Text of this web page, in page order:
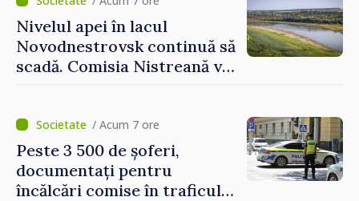
PNUD în Republica Moldova,
Daniela Gasparikova
Nivelul apei în lacul
Novodnestrovsk continuă să
scadă. Comisia Nistreană va
/ Acum 7 ore
Peste 3 500 de șoferi,
documentați pentru
încălcări comise în traficul